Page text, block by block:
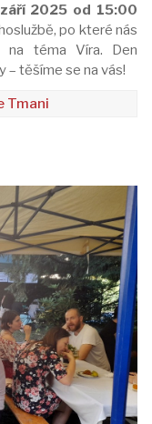
2025 od 15:00
po které nás
na téma Víra. Den
– těšíme se na vás!
Tmani